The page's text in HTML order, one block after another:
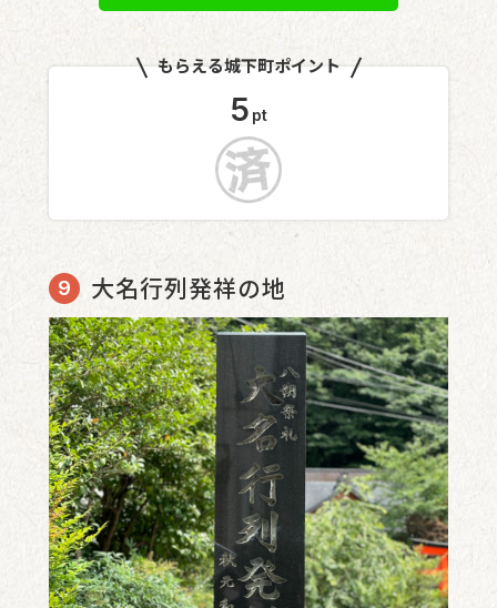
もらえる城下町ポイント
5 pt
大名行列発祥の地